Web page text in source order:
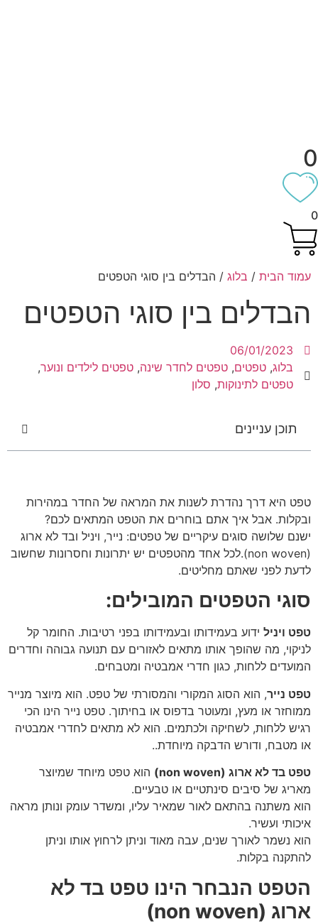
0
0
עמוד הבית / בלוג / הבדלים בין סוגי הטפטים
הבדלים בין סוגי הטפטים
06/01/2023
בלוג, טפטים, טפטים לחדר שינה, טפטים לילדים ונוער,
טפטים לתינוקות, סלון
תוכן עניינים
טפט היא דרך נהדרת לשנות את המראה של החדר במהירות
ובקלות. אבל איך אתם בוחרים את הטפט המתאים לכם?
ישנם שלושה סוגים עיקריים של טפטים: נייר, ויניל ובד לא ארוג
(non woven).לכל אחד מהטפטים יש יתרונות וחסרונות שחשוב
לדעת לפני שאתם מחליטים.
סוגי הטפטים המובילים:
טפט ויניל ידוע בעמידותו ובעמידותו בפני רטיבות. החומר קל
לניקוי, מה שהופך אותו מתאים לאזורים עם תנועה גבוהה וחדרים
המועדים ללחות, כגון חדרי אמבטיה ומטבחים.
טפט נייר, הוא הסוג המקורי והמסורתי של טפט. הוא מיוצר מנייר
ממוחזר או מעץ, ומעוטר בדפוס או בחיתוך. טפט נייר הינו הכי
רגיש ללחות, לשחיקה ולכתמים. הוא לא מתאים לחדרי אמבטיה
או מטבח, ודורש הדבקה מיוחדת..
טפט בד לא ארוג (non woven)
הוא טפט מיוחד שמיוצר
מאריג של סיבים סינתטיים או טבעיים.
הוא משתנה בהתאם לאור שמאיר עליו, ומשדר עומק ונותן מראה
איכותי ועשיר.
הוא נשמר לאורך שנים, עבה מאוד וניתן לרחוץ אותו וניתן
להתקנה בקלות.
הטפט הנבחר הינו טפט בד לא
ארוג (non woven)